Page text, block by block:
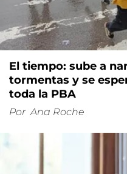
El tiempo: sube a
tormentas y se
toda la PBA
Por Ana Roche